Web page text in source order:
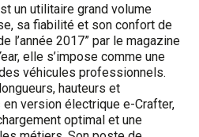
un utilitaire grand volume
sa fiabilité et son confort de
l’année 2017” par le magazine
elle s’impose comme une
véhicules professionnels.
hauteurs et
version électrique e-Crafter,
optimal et une